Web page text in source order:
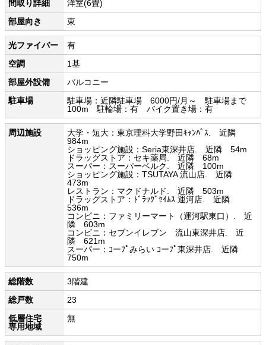
間取り詳細
洋室(6畳)
部屋向き
東
光ファイバー
有
空調
1基
部屋外設備
バルコニー
駐車場
駐車場：近隣駐車場 6000円/月～ 駐車場まで
100m 駐輪場：有 バイク置き場：有
周辺施設
大学・短大：東京理科大学野田ｷｬﾝﾊﾟｽ. 近隣
984m
ショッピング施設：Seria東深井店. 近隣 54m
ドラッグストア：セキ薬局. 近隣 68m
スーパー：スーパーベルク. 近隣 100m
ショッピング施設：TSUTAYA 流山店. 近隣
473m
レストラン：マクドナルド. 近隣 503m
ドラッグストア：ﾄﾞﾗｯｸﾞｾｲﾑｽ 運河店. 近隣
536m
コンビニ：ファミリーマート（運河駅東口）. 近
隣 603m
コンビニ：セブンイレブン 流山東深井店. 近
隣 621m
スーパー：ｺーﾌﾟみらい ｺーﾌﾟ東深井店. 近隣
750m
総階数
3階建
総戸数
23
低層住宅
専用地域
無